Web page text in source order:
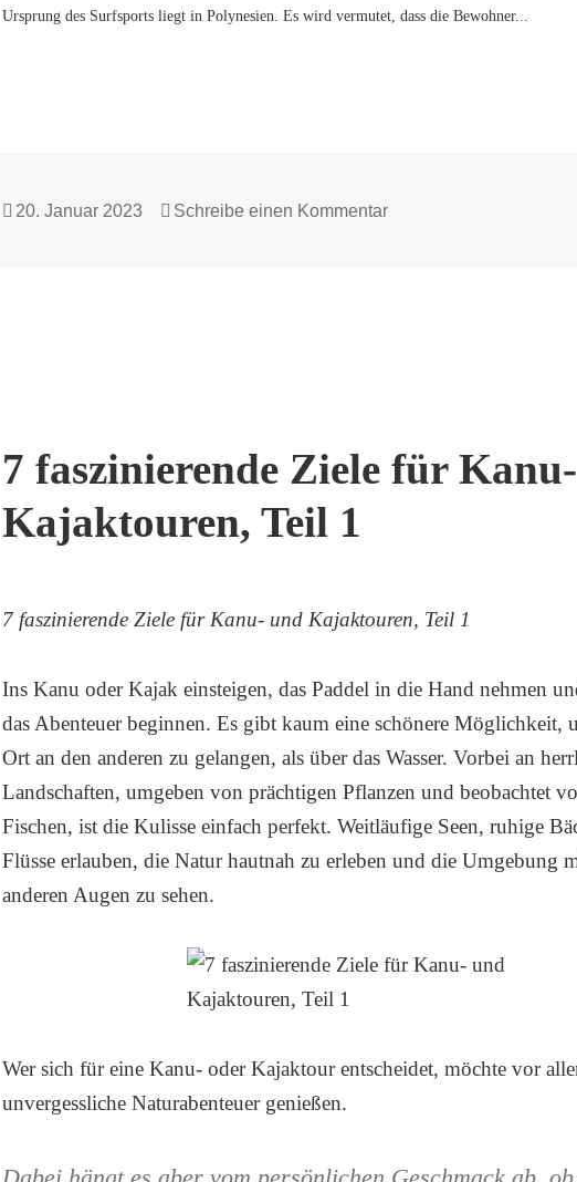
Ursprung des Surfsports liegt in Polynesien. Es wird vermutet, dass die Bewohner...
Veröffentlicht
20. Januar 2023 Schreibe einen Kommentarzu Content-Ideen für
7 faszinierende Ziele für
Kajaktouren, Teil 1
7 faszinierende Ziele für Kanu- und Kajaktouren, Teil 1
Ins Kanu oder Kajak einsteigen, das Paddel in die Hand nehmen
das Abenteuer beginnen. Es gibt kaum eine schönere Möglichkeit,
Ort an den anderen zu gelangen, als über das Wasser. Vorbei an
Landschaften, umgeben von prächtigen Pflanzen und beobachtet
Fischen, ist die Kulisse einfach perfekt. Weitläufige Seen, ruhige
Flüsse erlauben, die Natur hautnah zu erleben und die Umgebung
anderen Augen zu sehen.
Wer sich für eine Kanu- oder Kajaktour entscheidet, möchte vor
unvergessliche Naturabenteuer genießen.